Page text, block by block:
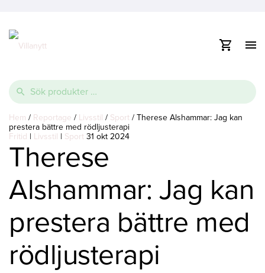
till
innehåll
Sök
efter:
Visa
Thermopool
Glasfiberpool
Ovanmarkspooler
Poolvärmepump
Pooltak
Lamelltäcke
Spabad
Swimspa
Hem / Reportage / Livsstil / Sport / Therese Alshammar: Jag kan
prestera bättre med rödljusterapi
Fritid | Livsstil | Sport 31 okt 2024
Therese
Alshammar: Jag kan
prestera bättre med
rödljusterapi